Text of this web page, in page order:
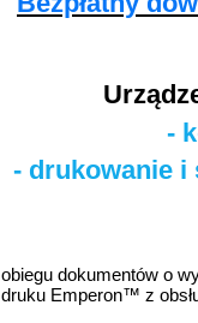
-
- drukowanie i
dokumentów o
Emperon™ z